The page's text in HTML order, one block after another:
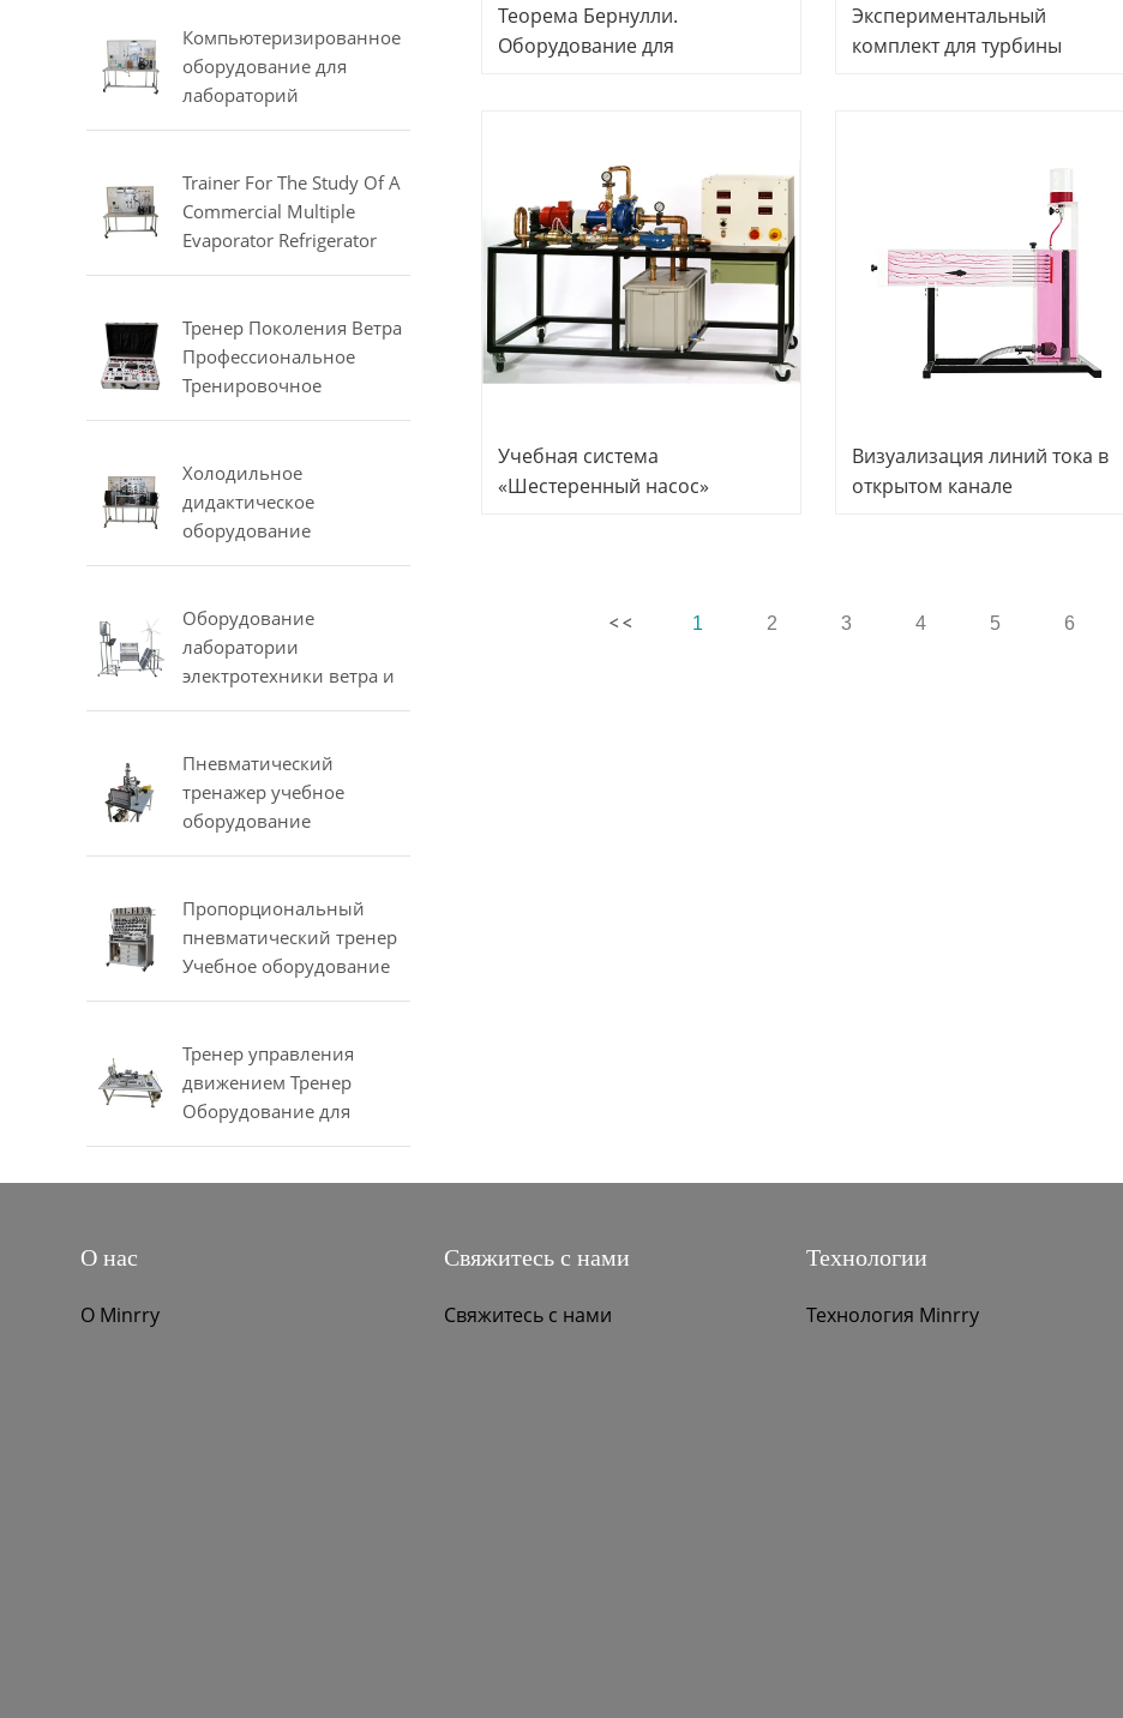
подготовки
оборудования
Компьютеризированное
оборудование для
лабораторий
охлаждения и
воздуха Тренировочное
оборудование
Trainer For The Study Of A
Commercial Multiple
Evaporator Refrigerator
Didactic Equipment
Тренер Поколения Ветра
Профессиональное
Тренировочное
Оборудование
Лабораторное
Оборудование
Холодильное
дидактическое
оборудование
Компьютеризированный
компрессоров
испытательных
компрессоров
Оборудование
лаборатории
электротехники ветра и
солнечного
оборудования
Пневматический
тренажер учебное
оборудование
мехатроники
оборудование
Пропорциональный
пневматический тренер
Учебное оборудование
Mechatronics Тренер
Тренер управления
движением Тренер
Оборудование для
профессиональной
Теорема Бернулли.
Оборудование для
Экспериментальный
комплект для турбины
оборудование, оборудование
для профессионального
Учебная система
«Шестеренный насос»
Визуализация линий тока в
открытом канале
1 2 3 4 5 6
О нас
О Minrry
Свяжитесь с нами
Свяжитесь с нами
Технологии
Технология Minrry